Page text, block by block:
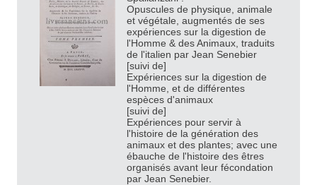
Opuscules de physique, animale
et végétale, augmentés de ses
expériences sur la digestion de
l'Homme & des Animaux, traduits
de l'italien par Jean Senebier
[suivi de]
Expériences sur la digestion de
l'Homme, et de différentes
espèces d'animaux
[suivi de]
Expériences pour servir à
l'histoire de la génération des
animaux et des plantes; avec une
ébauche de l'histoire des êtres
organisés avant leur fécondation
par Jean Senebier.